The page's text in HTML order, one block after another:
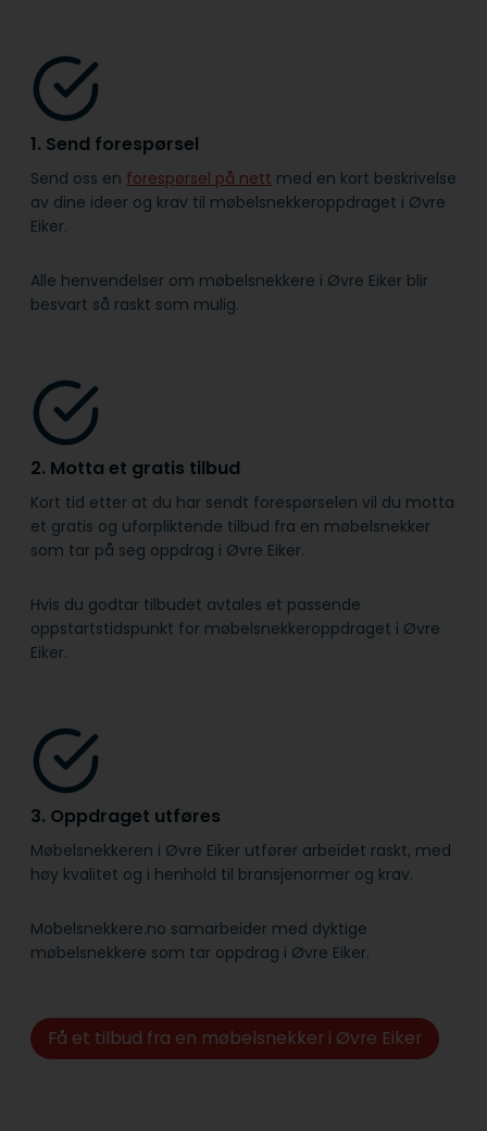
1. Send forespørsel
Send oss en forespørsel på nett med en kort beskrivelse
av dine ideer og krav til møbelsnekkeroppdraget i Øvre
Eiker.
Alle henvendelser om møbelsnekkere i Øvre Eiker blir
besvart så raskt som mulig.
2. Motta et gratis tilbud
Kort tid etter at du har sendt forespørselen vil du motta
et gratis og uforpliktende tilbud fra en møbelsnekker
som tar på seg oppdrag i Øvre Eiker.
Hvis du godtar tilbudet avtales et passende
oppstartstidspunkt for møbelsnekkeroppdraget i Øvre
Eiker.
3. Oppdraget utføres
Møbelsnekkeren i Øvre Eiker utfører arbeidet raskt, med
høy kvalitet og i henhold til bransje­normer og krav.
Mobelsnekkere.no samarbeider med dyktige
møbelsnekkere som tar oppdrag i Øvre Eiker.
Få et tilbud fra en møbelsnekker i Øvre Eiker